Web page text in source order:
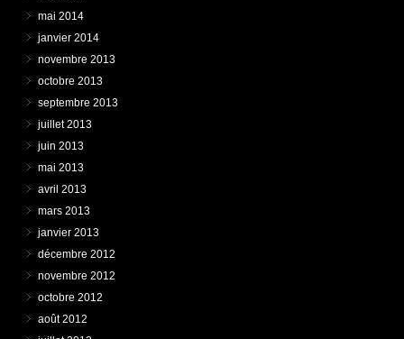
mai 2014
janvier 2014
novembre 2013
octobre 2013
septembre 2013
juillet 2013
juin 2013
mai 2013
avril 2013
mars 2013
janvier 2013
décembre 2012
novembre 2012
octobre 2012
août 2012